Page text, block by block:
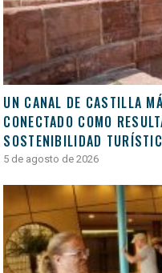
UN CANAL DE CASTILLA
CONECTADO COMO
SOSTENIBILIDAD
5 de agosto de 2026